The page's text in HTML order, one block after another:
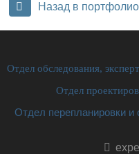
Назад в портфолио
Отдел обследования,
Отдел
Отдел перепланировки и